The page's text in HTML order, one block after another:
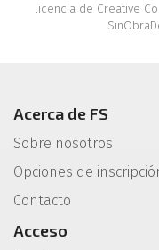
licencia de Creative
Acerca de FS
Sobre nosotros
Opciones de
Contacto
Acceso